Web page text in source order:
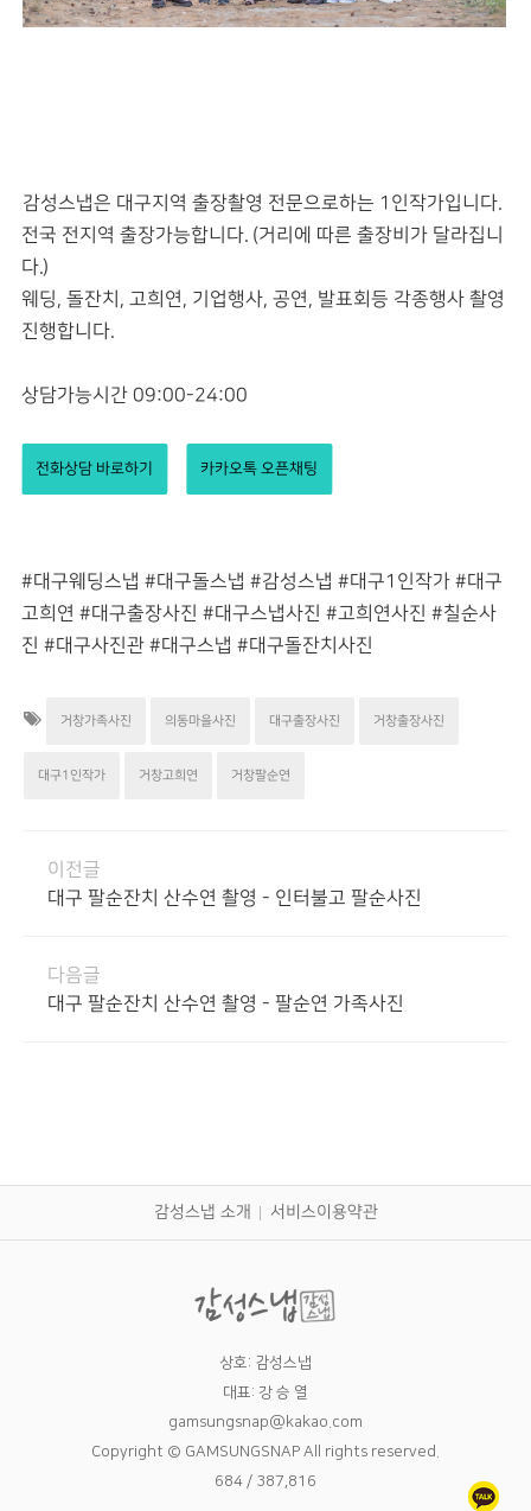
감성스냅은 대구지역 출장촬영 전문으로하는 1인작가입니다.
전국 전지역 출장가능합니다. (거리에 따른 출장비가 달라집니
다.)
웨딩, 돌잔치, 고희연, 기업행사, 공연, 발표회등 각종행사 촬영
진행합니다.
상담가능시간 09:00-24:00
전화상담 바로하기 카카오톡 오픈채팅
#대구웨딩스냅 #대구돌스냅 #감성스냅 #대구1인작가 #대구
고희연 #대구출장사진 #대구스냅사진 #고희연사진 #칠순사
진 #대구사진관 #대구스냅 #대구돌잔치사진
거창가족사진 의동마을사진 대구출장사진 거창출장사진
대구1인작가 거창고희연 거창팔순연
이전글
대구 팔순잔치 산수연 촬영 - 인터불고 팔순사진
다음글
대구 팔순잔치 산수연 촬영 - 팔순연 가족사진
감성스냅 소개 서비스이용약관
상호: 감성스냅
대표: 강 승 열
gamsungsnap@kakao.com
Copyright © GAMSUNGSNAP All rights reserved.
684 / 387,816